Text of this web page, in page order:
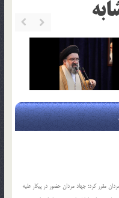
مقرر کرد؛ جهاد مردان حضور در پیکار علیه